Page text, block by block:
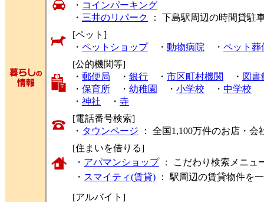
・ コインパーキング
・ 三井のリパーク
： 下島駅周辺の時間貸駐
[ペット]
・ ペットショップ・ 動物病院 ・ ペット葬
[公的機関等]
・ 郵便局 ・ 銀行 ・ 市区町村機関 ・ 図書
・ 保育所 ・ 幼稚園 ・ 小学校 ・ 中学校
・ 神社 ・ 寺
[電話番号検索]
・ タウンページ ： 全国1,100万件のお店・
[住まいを借りる]
・ アパマンショップ： こだわり検索メニュ
・ スマイティ(賃貸) ： 駅周辺の賃貸物件を
[アルバイト]